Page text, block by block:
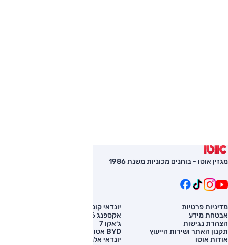
מגזין אוטו - בוחנים מכוניות משנת 1986
מדיניות פרטיות
אבטחת מידע
הצהרת נגישות
תקנון האתר ושירות הייעוץ
אודות אוטו
יונדאי קונה
אקספנג G6
ג׳אקו 7
BYD אטו 3
יונדאי אלנטרה